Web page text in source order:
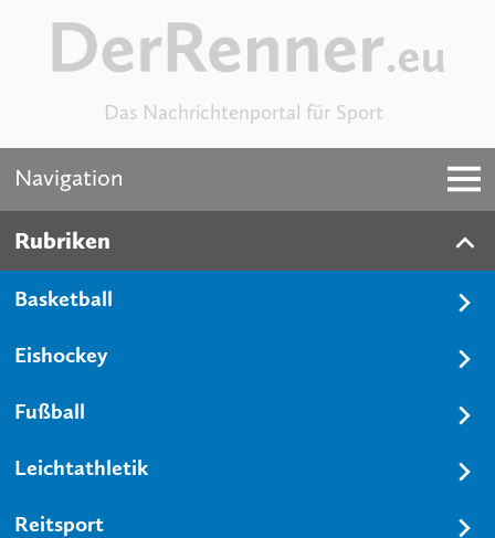
Das Nachrichtenportal für Sport
Navigation
Rubriken
Basketball
Eishockey
Fußball
Leichtathletik
Reitsport